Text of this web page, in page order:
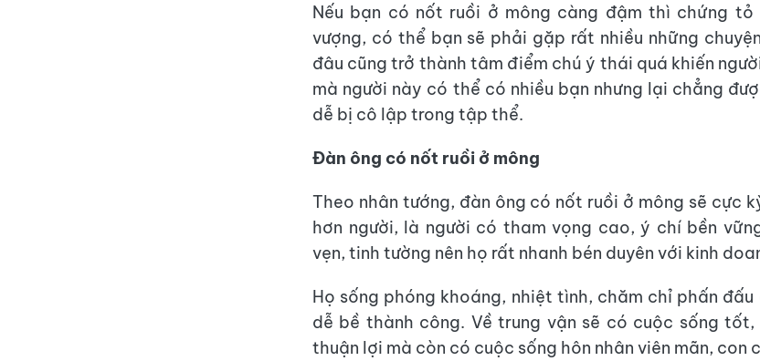
Nếu bạn có nốt ruồi ở mông càng đậm thì chứng
vượng, có thể bạn sẽ phải gặp rất nhiều những
đâu cũng trở thành tâm điểm chú ý thái quá khiến
mà người này có thể có nhiều bạn nhưng lại chẳng
dễ bị cô lập trong tập thể.
Đàn ông có nốt ruồi ở mông
Theo nhân tướng, đàn ông có nốt ruồi ở mông sẽ cực
hơn người, là người có tham vọng cao, ý chí bền
vẹn, tinh tường nên họ rất nhanh bén duyên với kinh
Họ sống phóng khoáng, nhiệt tình, chăm chỉ phấn đấu
dễ bề thành công. Về trung vận sẽ có cuộc sống
thuận lợi mà còn có cuộc sống hôn nhân viên mãn, con